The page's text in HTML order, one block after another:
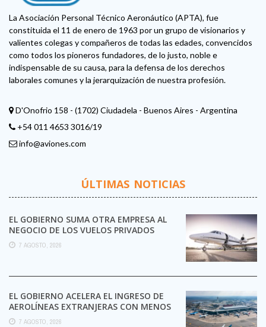
La Asociación Personal Técnico Aeronáutico (APTA), fue
constituida el 11 de enero de 1963 por un grupo de visionarios y
valientes colegas y compañeros de todas las edades, convencidos
como todos los pioneros fundadores, de lo justo, noble e
indispensable de su causa, para la defensa de los derechos
laborales comunes y la jerarquización de nuestra profesión.
D'Onofrio 158 - (1702) Ciudadela - Buenos Aires - Argentina
+54 011 4653 3016/19
info@aviones.com
ÚLTIMAS NOTICIAS
EL GOBIERNO SUMA OTRA EMPRESA AL
NEGOCIO DE LOS VUELOS PRIVADOS
7 AGOSTO, 2026
EL GOBIERNO ACELERA EL INGRESO DE
AEROLÍNEAS EXTRANJERAS CON MENOS
TRÁMITES
7 AGOSTO, 2026